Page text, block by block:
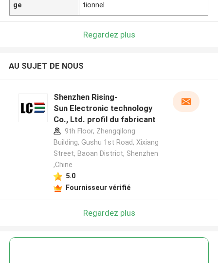
ge
tionnel
Regardez plus
AU SUJET DE NOUS
Shenzhen Rising-
Sun Electronic technology
Co., Ltd. profil du fabricant
9th Floor, Zhengqilong
Building, Gushu 1st Road, Xixiang
Street, Baoan District, Shenzhen
,Chine
5.0
Fournisseur vérifié
Regardez plus